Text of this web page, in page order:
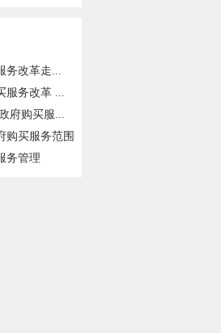
务改革走...
服务改革 ...
府购买服...
购买服务范围
务管理